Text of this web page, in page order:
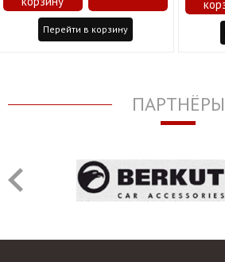
Перейти в корзину
ПАРТНЁРЫ